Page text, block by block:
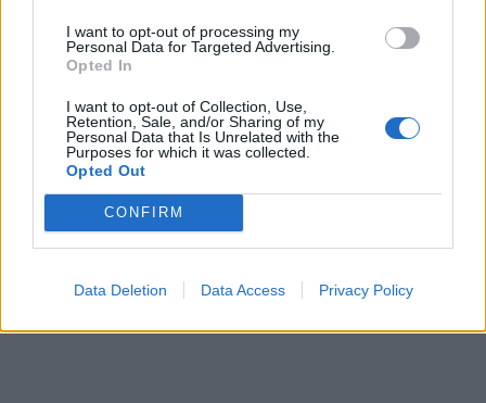
I want to opt-out of processing my
Personal Data for Targeted Advertising.
Opted In
I want to opt-out of Collection, Use,
Retention, Sale, and/or Sharing of my
Personal Data that Is Unrelated with the
Purposes for which it was collected.
Opted Out
CONFIRM
Data Deletion Data Access Privacy Policy